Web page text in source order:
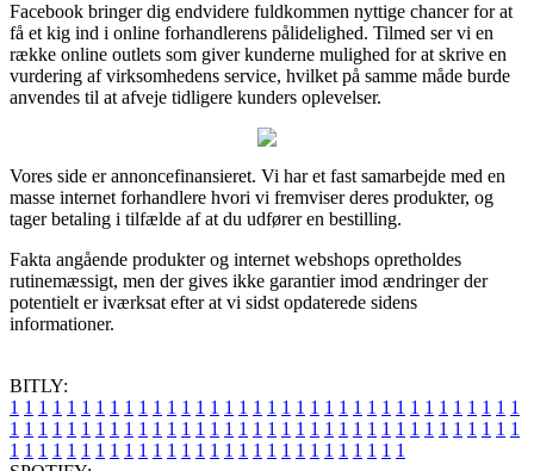
Facebook bringer dig endvidere fuldkommen nyttige chancer for at
få et kig ind i online forhandlerens pålidelighed. Tilmed ser vi en
række online outlets som giver kunderne mulighed for at skrive en
vurdering af virksomhedens service, hvilket på samme måde burde
anvendes til at afveje tidligere kunders oplevelser.
Vores side er annoncefinansieret. Vi har et fast samarbejde med en
masse internet forhandlere hvori vi fremviser deres produkter, og
tager betaling i tilfælde af at du udfører en bestilling.
Fakta angående produkter og internet webshops opretholdes
rutinemæssigt, men der gives ikke garantier imod ændringer der
potentielt er iværksat efter at vi sidst opdaterede sidens
informationer.
BITLY:
1 1 1 1 1 1 1 1 1 1 1 1 1 1 1 1 1 1 1 1 1 1 1 1 1 1 1 1 1 1 1 1 1 1 1 1
1 1 1 1 1 1 1 1 1 1 1 1 1 1 1 1 1 1 1 1 1 1 1 1 1 1 1 1 1 1 1 1 1 1 1 1
1 1 1 1 1 1 1 1 1 1 1 1 1 1 1 1 1 1 1 1 1 1 1 1 1 1 1 1